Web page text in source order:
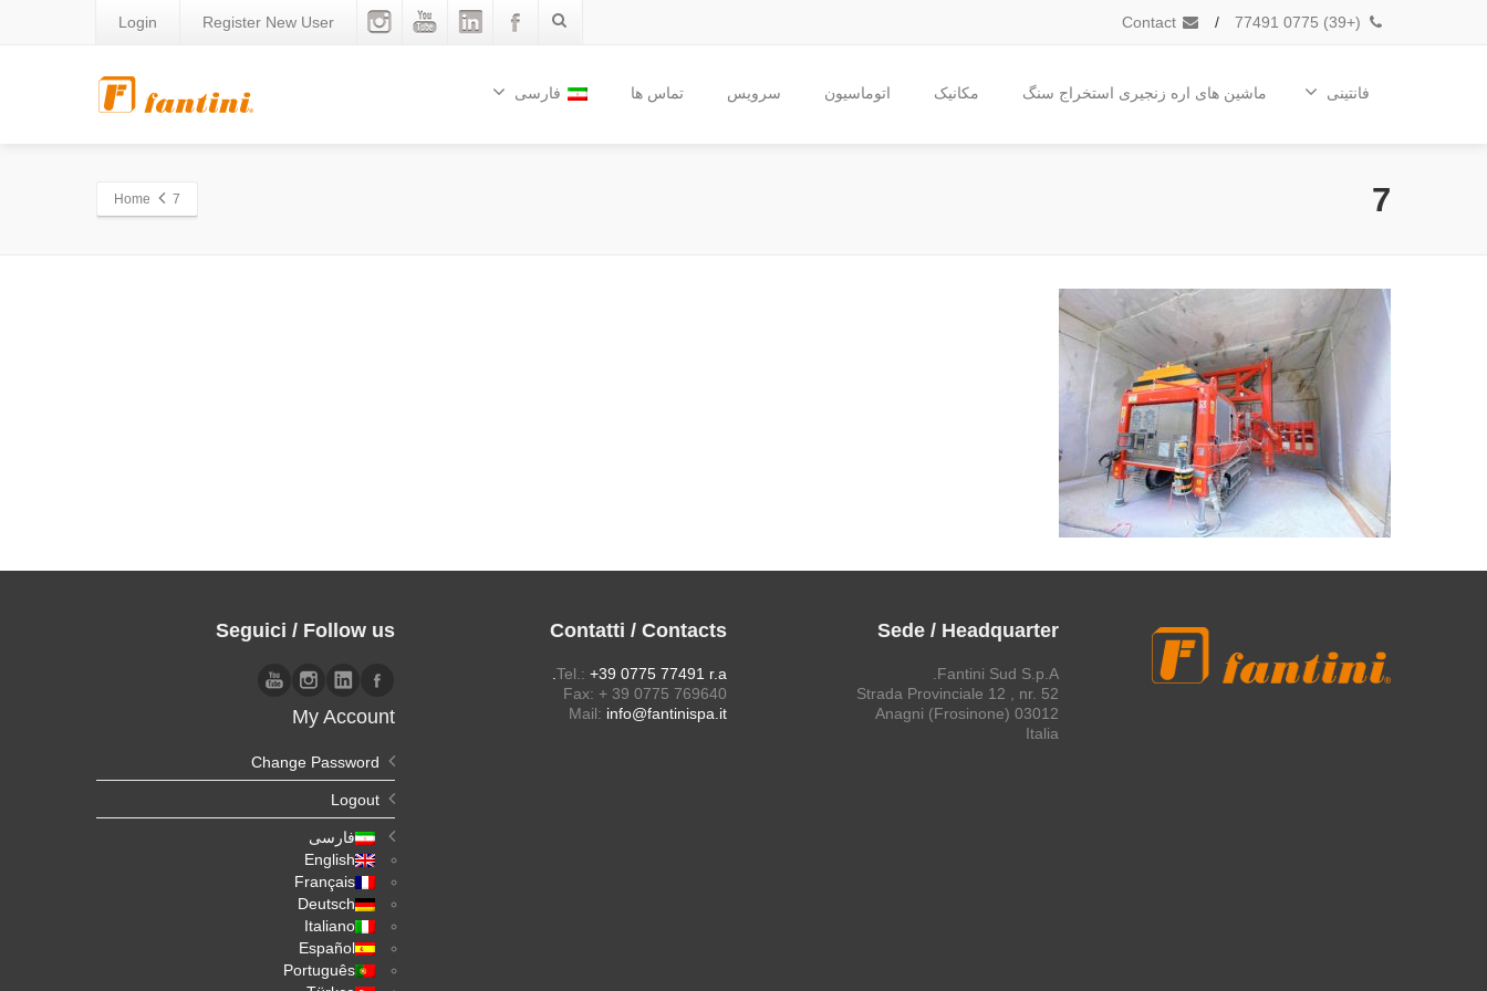
(+39) 0775 77491
/
Login Register New User
فانتینی ماشین های اره زنجیری استخراج سنگ مکانیک اتوماسیون سرویس تماس ها فارسی
7
7
Home
Seguici / Follow us
My Account
Change Password
Logout
فارسی
English
Français
Deutsch
Italiano
Español
Português
Contatti / Contacts
Tel.: +39 0775 77491 r.a.
Fax: + 39 0775 769640
Mail: info@fantinispa.it
Sede / Headquarter
Fantini Sud S.p.A.
Strada Provinciale 12 , nr. 52
03012 Anagni (Frosinone)
Italia